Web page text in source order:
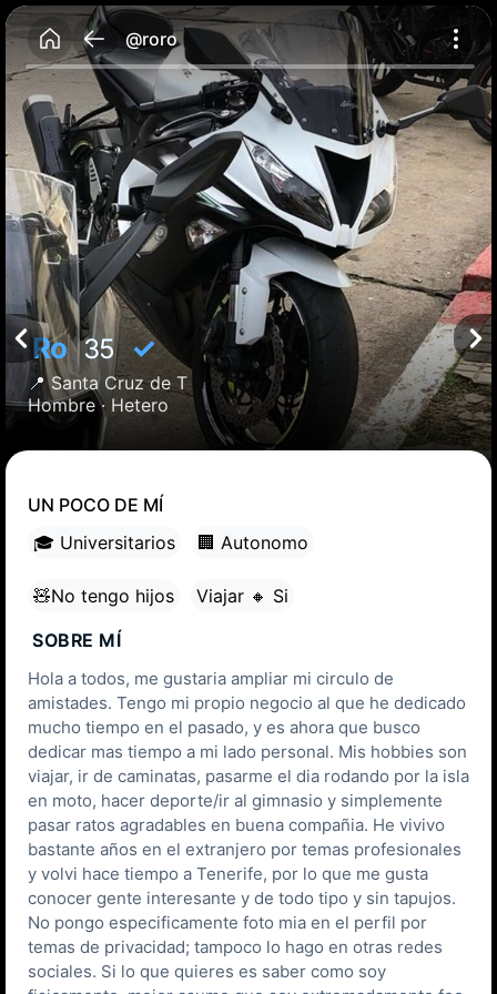
@roro
Ro35✓
📍Santa Cruz de T
Hombre · Hetero
UN POCO DE MÍ
🎓 Universitarios
🏢 Autonomo
🧸No tengo hijos
Viajar 🔸 Si
SOBRE MÍ
Hola a todos, me gustaria ampliar mi circulo de
amistades. Tengo mi propio negocio al que he dedicado
mucho tiempo en el pasado, y es ahora que busco
dedicar mas tiempo a mi lado personal. Mis hobbies son
viajar, ir de caminatas, pasarme el dia rodando por la isla
en moto, hacer deporte/ir al gimnasio y simplemente
pasar ratos agradables en buena compañia. He vivivo
bastante años en el extranjero por temas profesionales
y volvi hace tiempo a Tenerife, por lo que me gusta
conocer gente interesante y de todo tipo y sin tapujos.
No pongo especificamente foto mia en el perfil por
temas de privacidad; tampoco lo hago en otras redes
sociales. Si lo que quieres es saber como soy